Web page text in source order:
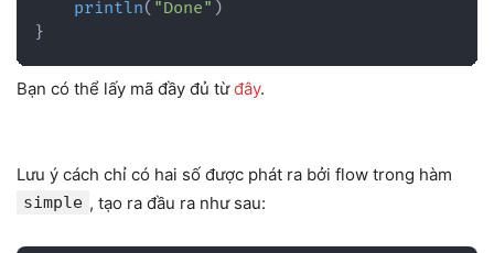
println( "Done" )
}
Bạn có thể lấy mã đầy đủ từđây.
Lưu ý cách chỉ có hai số được phát ra bởi flow trong hàm
simple , tạo ra đầu ra như sau: